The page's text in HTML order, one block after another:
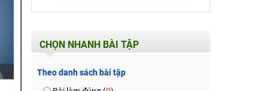
CHỌN NHANH BÀI TẬP
Theo danh sách bài tập